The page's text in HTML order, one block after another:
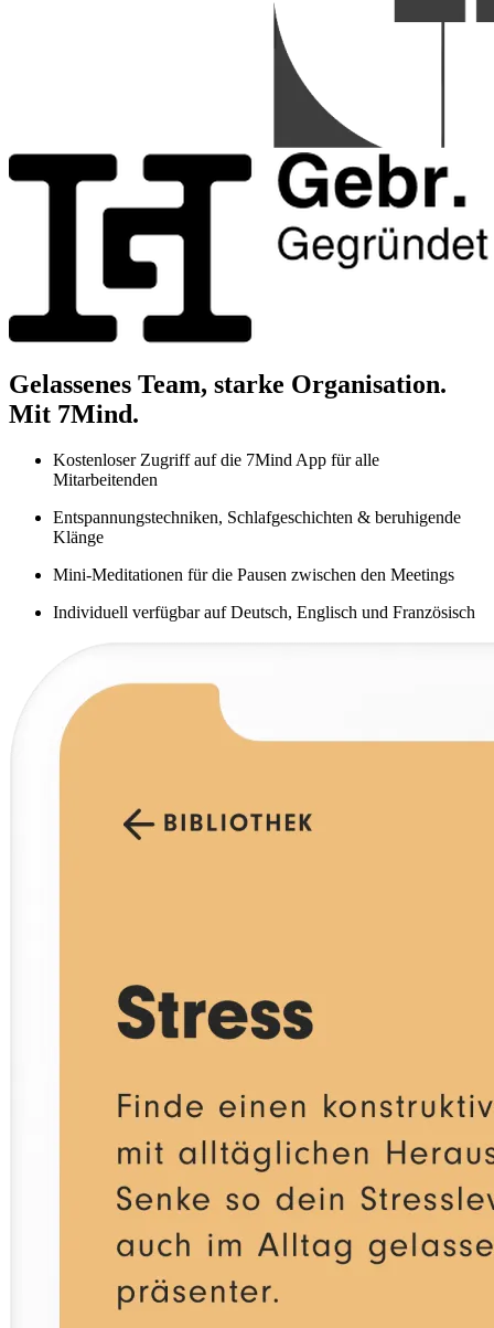
Gelassenes Team, starke Organisation.
Mit 7Mind.
Kostenloser Zugriff auf die 7Mind App für alle
Mitarbeitenden
Entspannungstechniken, Schlafgeschichten & beruhigende
Klänge
Mini-Meditationen für die Pausen zwischen den Meetings
Individuell verfügbar auf Deutsch, Englisch und Französisch